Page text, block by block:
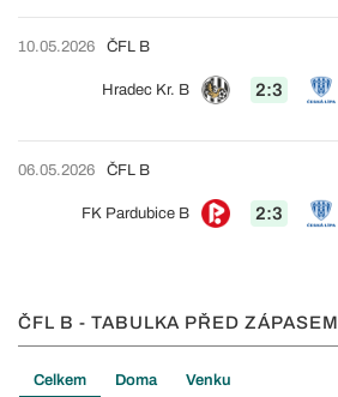
10.05.2026
Hradec Kr. B 2:3
ČFL B
06.05.2026
FK Pardubice B 2:3
ČFL B
ČFL B - TABULKA PŘED ZÁPASEM
Celkem Doma Venku